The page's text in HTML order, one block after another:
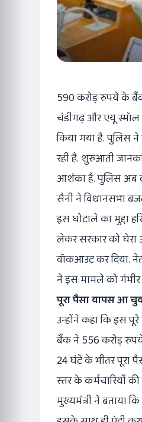
590 करोड़ रुपये के
चंडीगढ़ और एयू
किया गया है. पुलिस
रही है. शुरुआती
आशंका है. पुलिस अब
सैनी ने विधानसभा
इस घोटाले का मुद्दा
लेकर सरकार को घेरा
वॉकआउट कर दिया.
ने इस मामले को गंभीर
पूरा पैसा वापस आ
उन्होंने कहा कि इस
बैंक ने 556 करोड़
24 घंटे के भीतर पूरा
स्तर के कर्मचारियों
मुख्यमंत्री ने बताया